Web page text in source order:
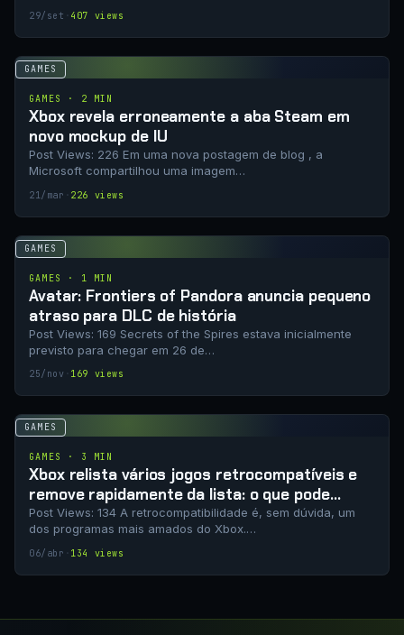
29/set · 407 views
GAMES
GAMES · 2 MIN
Xbox revela erroneamente a aba Steam em
novo mockup de IU
Post Views: 226 Em uma nova postagem de blog , a
Microsoft compartilhou uma imagem…
21/mar · 226 views
GAMES
GAMES · 1 MIN
Avatar: Frontiers of Pandora anuncia pequeno
atraso para DLC de história
Post Views: 169 Secrets of the Spires estava inicialmente
previsto para chegar em 26 de…
25/nov · 169 views
GAMES
GAMES · 3 MIN
Xbox relista vários jogos retrocompatíveis e
remove rapidamente da lista: o que pode
significar?
Post Views: 134 A retrocompatibilidade é, sem dúvida, um
dos programas mais amados do Xbox.…
06/abr · 134 views